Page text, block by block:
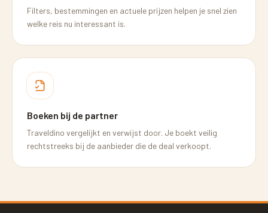
Filters, bestemmingen en actuele prijzen helpen je snel zien
welke reis nu interessant is.
Boeken bij de partner
Traveldino vergelijkt en verwijst door. Je boekt veilig
rechtstreeks bij de aanbieder die de deal verkoopt.